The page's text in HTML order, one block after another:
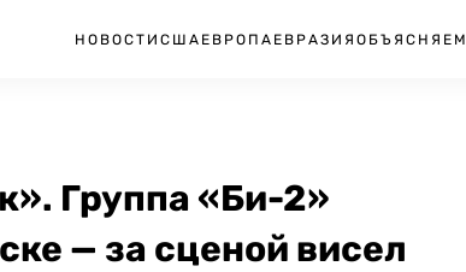
НОВОСТИ США ЕВРОПА ЕВРАЗИЯ ОБЪЯСНЯЕМ
Группа «Би-2»
— за сценой висел